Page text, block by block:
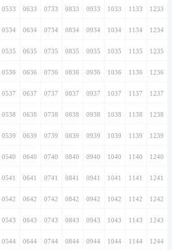
0533 0633 0733 0833 0933 1033 1133 1233
0534 0634 0734 0834 0934 1034 1134 1234
0535 0635 0735 0835 0935 1035 1135 1235
0536 0636 0736 0836 0936 1036 1136 1236
0537 0637 0737 0837 0937 1037 1137 1237
0538 0638 0738 0838 0938 1038 1138 1238
0539 0639 0739 0839 0939 1039 1139 1239
0540 0640 0740 0840 0940 1040 1140 1240
0541 0641 0741 0841 0941 1041 1141 1241
0542 0642 0742 0842 0942 1042 1142 1242
0543 0643 0743 0843 0943 1043 1143 1243
0544 0644 0744 0844 0944 1044 1144 1244